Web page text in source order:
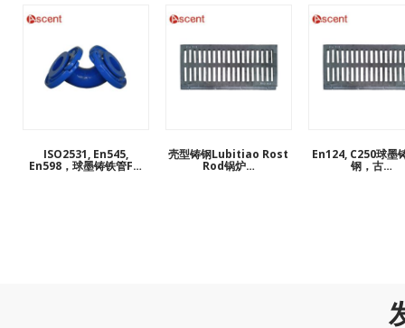
ISO2531, En545,
En598，球墨铸铁管F…
壳型铸钢Lubitiao Rost
Rod锅炉…
En124, C250球墨
钢，古…